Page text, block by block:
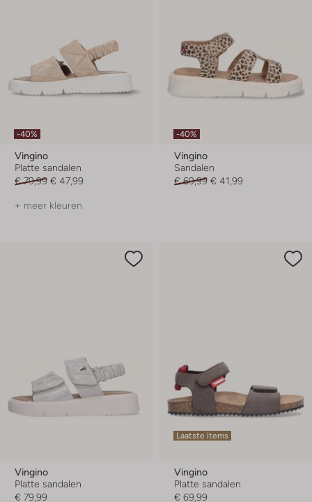
-40%
Vingino
Platte sandalen
€ 79,99 € 47,99
+ meer kleuren
-40%
Vingino
Sandalen
€ 69,99 € 41,99
Vingino
Platte sandalen
€ 79,99
Laatste items
Vingino
Platte sandalen
€ 69,99